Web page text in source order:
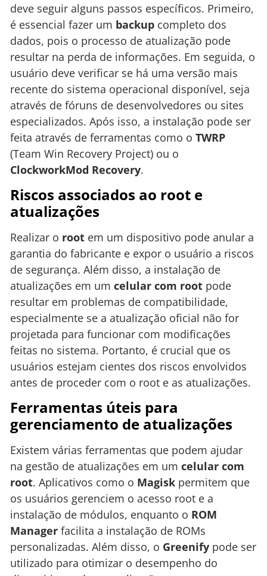
deve seguir alguns passos específicos. Primeiro,
é essencial fazer um backup completo dos
dados, pois o processo de atualização pode
resultar na perda de informações. Em seguida, o
usuário deve verificar se há uma versão mais
recente do sistema operacional disponível, seja
através de fóruns de desenvolvedores ou sites
especializados. Após isso, a instalação pode ser
feita através de ferramentas como o TWRP
(Team Win Recovery Project) ou o
ClockworkMod Recovery.
Riscos associados ao root e
atualizações
Realizar o root em um dispositivo pode anular a
garantia do fabricante e expor o usuário a riscos
de segurança. Além disso, a instalação de
atualizações em um celular com root pode
resultar em problemas de compatibilidade,
especialmente se a atualização oficial não for
projetada para funcionar com modificações
feitas no sistema. Portanto, é crucial que os
usuários estejam cientes dos riscos envolvidos
antes de proceder com o root e as atualizações.
Ferramentas úteis para
gerenciamento de atualizações
Existem várias ferramentas que podem ajudar
na gestão de atualizações em um celular com
root. Aplicativos como o Magisk permitem que
os usuários gerenciem o acesso root e a
instalação de módulos, enquanto o ROM
Manager facilita a instalação de ROMs
personalizadas. Além disso, o Greenify pode ser
utilizado para otimizar o desempenho do